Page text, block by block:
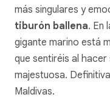
más singulares y
tiburón ballena. En
gigante marino está
que sentiréis al hacer
majestuosa.
Maldivas.